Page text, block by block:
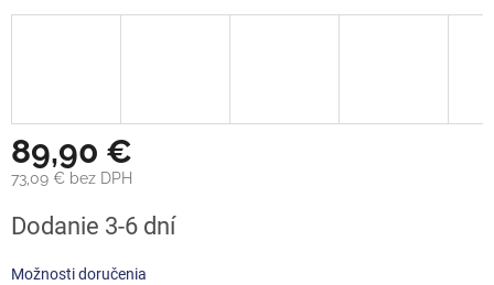
89,90 €
73,09 € bez DPH
cena:
Dodanie 3-6 dní
Možnosti doručenia